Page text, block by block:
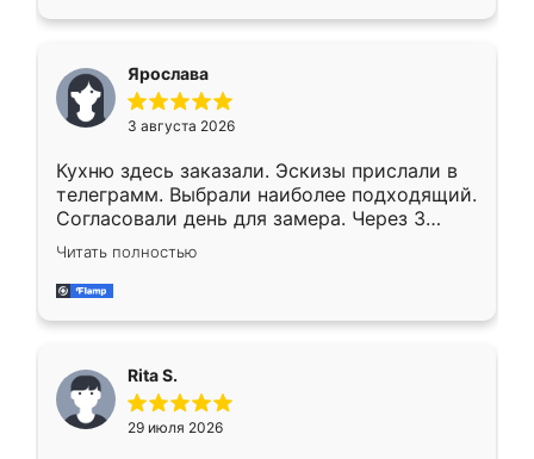
Ярослава
3 августа 2026
Кухню здесь заказали. Эскизы прислали в
телеграмм. Выбрали наиболее подходящий.
Согласовали день для замера. Через 3
недели кухня была уже готова. Остались
довольны работой. Спасибо Ренессанс
мебель за качественную работу!
Читать полностью
Rita S.
29 июля 2026